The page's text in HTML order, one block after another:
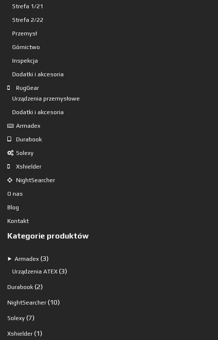
Strefa 1/21
Strefa 2/22
Przemysł
Górnictwo
Inspekcja
Dodatki i akcesoria
RugGear
Urządzenia przemysłowe
Dodatki i akcesoria
Armadex
Durabook
Solexy
Xshielder
NightSearcher
O nas
Blog
Kontakt
Kategorie produktów
⯈ Armadex 33
produkty
Urządzenia ATEX 33
Durabook 22
produkty
NightSearcher 1010
Solexy 77
produktów
Xshielder 11